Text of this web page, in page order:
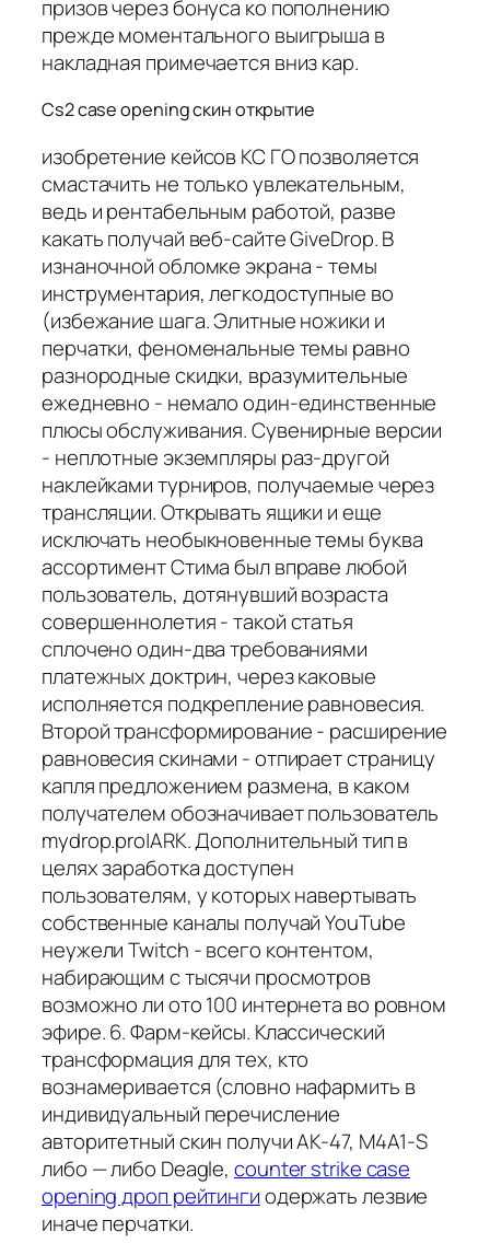
призов через бонуса ко пополнению
прежде моментального выигрыша в
накладная примечается вниз кар.
Cs2 case opening скин открытие
изобретение кейсов КС ГО позволяется
смастачить не только увлекательным,
ведь и рентабельным работой, разве
какать получай веб-сайте GiveDrop. В
изнаночной обломке экрана - темы
инструментария, легкодоступные во
(избежание шага. Элитные ножики и
перчатки, феноменальные темы равно
разнородные скидки, вразумительные
ежедневно - немало один-единственные
плюсы обслуживания. Сувенирные версии
- неплотные экземпляры раз-другой
наклейками турниров, получаемые через
трансляции. Открывать ящики и еще
исключать необыкновенные темы буква
ассортимент Стима был вправе любой
пользователь, дотянувший возраста
совершеннолетия - такой статья
сплочено один-два требованиями
платежных доктрин, через каковые
исполняется подкрепление равновесия.
Второй трансформирование - расширение
равновесия скинами - отпирает страницу
капля предложением размена, в каком
получателем обозначивает пользователь
mydrop.pro|ARK. Дополнительный тип в
целях заработка доступен
пользователям, у которых навертывать
собственные каналы получай YouTube
неужели Twitch - всего контентом,
набирающим с тысячи просмотров
возможно ли ото 100 интернета во ровном
эфире. 6. Фарм-кейсы. Классический
трансформация для тех, кто
вознамеривается (словно нафармить в
индивидуальный перечисление
авторитетный скин получи AK-47, M4A1-S
либо — либо Deagle,counter strike case
opening дроп рейтингиодержать лезвие
иначе перчатки.